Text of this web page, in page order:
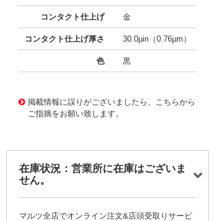
コンタクト仕上げ 金
コンタクト仕上げ厚さ 30.0µin（0.76µm）
色 黒
掲載情報に誤りがございましたら、こちらから
ご指摘をお願い致します。
在庫状況：営業所に在庫はございま
せん。
マルツ全店でオンライン注文&店頭受取りサービ